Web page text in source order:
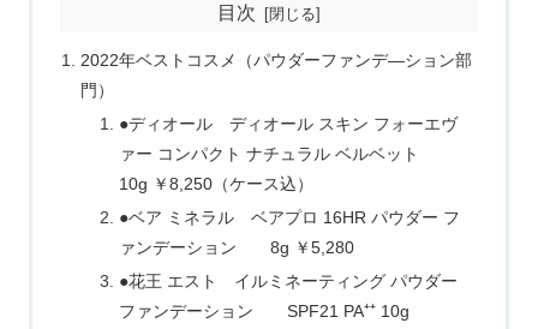
目次
2022年ベストコスメ（パウダーファンデ―ション部
門）
●ディオール ディオール スキン フォーエヴ
ァー コンパクト ナチュラル ベルベット
10g ￥8,250（ケース込）
●ベア ミネラル ベアプロ 16HR パウダー フ
ァンデーション 8g ￥5,280
●花王 エスト イルミネーティング パウダー
ファンデーション SPF21 PA⁺⁺ 10g